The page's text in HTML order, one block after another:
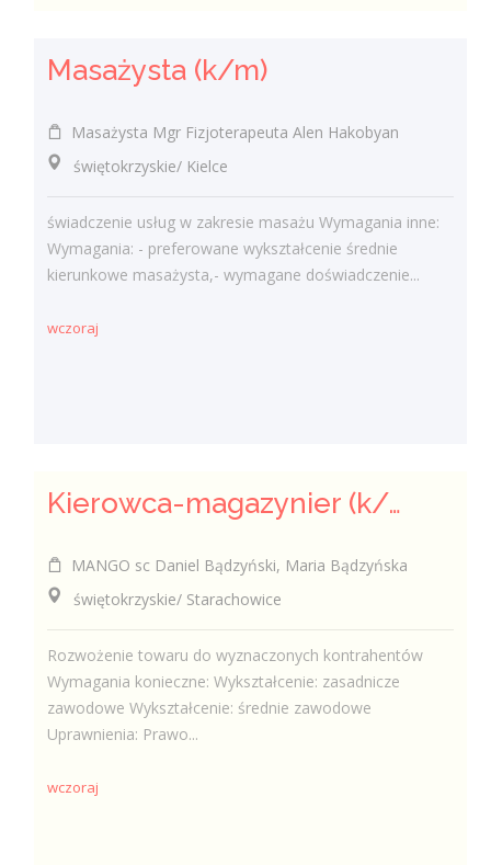
Masażysta (k/m)
Masażysta Mgr Fizjoterapeuta Alen Hakobyan
świętokrzyskie/ Kielce
świadczenie usług w zakresie masażu Wymagania inne:
Wymagania: - preferowane wykształcenie średnie
kierunkowe masażysta,- wymagane doświadczenie...
wczoraj
Kierowca-magazynier (k/m)
MANGO sc Daniel Bądzyński, Maria Bądzyńska
świętokrzyskie/ Starachowice
Rozwożenie towaru do wyznaczonych kontrahentów
Wymagania konieczne: Wykształcenie: zasadnicze
zawodowe Wykształcenie: średnie zawodowe
Uprawnienia: Prawo...
wczoraj